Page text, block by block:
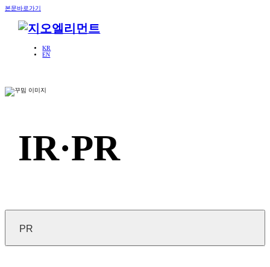
본문바로가기
KR
EN
IR·PR
PR